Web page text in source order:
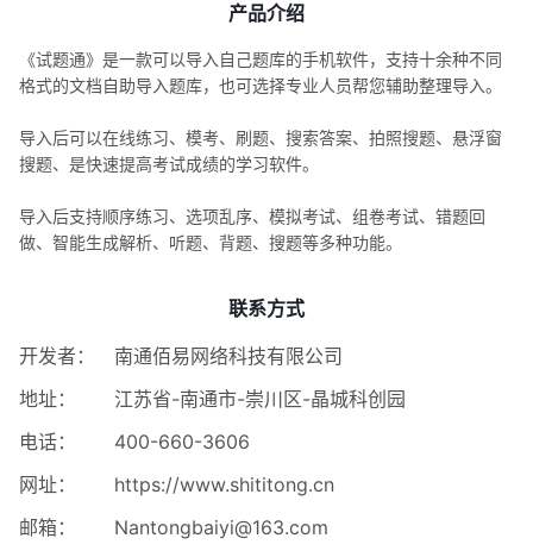
产品介绍
《试题通》是一款可以导入自己题库的手机软件，支持十余种不同
格式的文档自助导入题库，也可选择专业人员帮您辅助整理导入。
导入后可以在线练习、模考、刷题、搜索答案、拍照搜题、悬浮窗
搜题、是快速提高考试成绩的学习软件。
导入后支持顺序练习、选项乱序、模拟考试、组卷考试、错题回
做、智能生成解析、听题、背题、搜题等多种功能。
联系方式
开发者：
南通佰易网络科技有限公司
地址：
江苏省-南通市-崇川区-晶城科创园
电话：
400-660-3606
网址：
https://www.shititong.cn
邮箱：
Nantongbaiyi@163.com